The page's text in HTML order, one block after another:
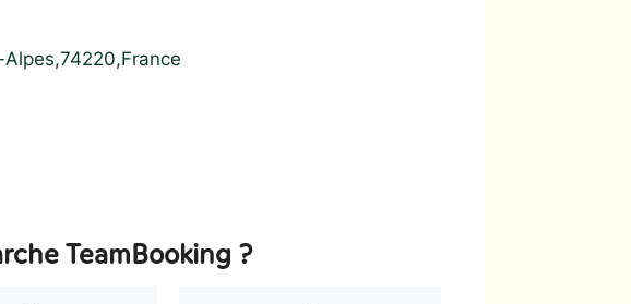
,74220,France
TeamBooking ?